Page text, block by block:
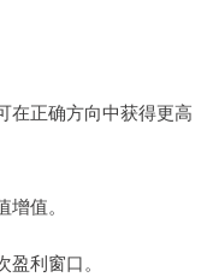
在正确方向中获得更高
值。
利窗口。